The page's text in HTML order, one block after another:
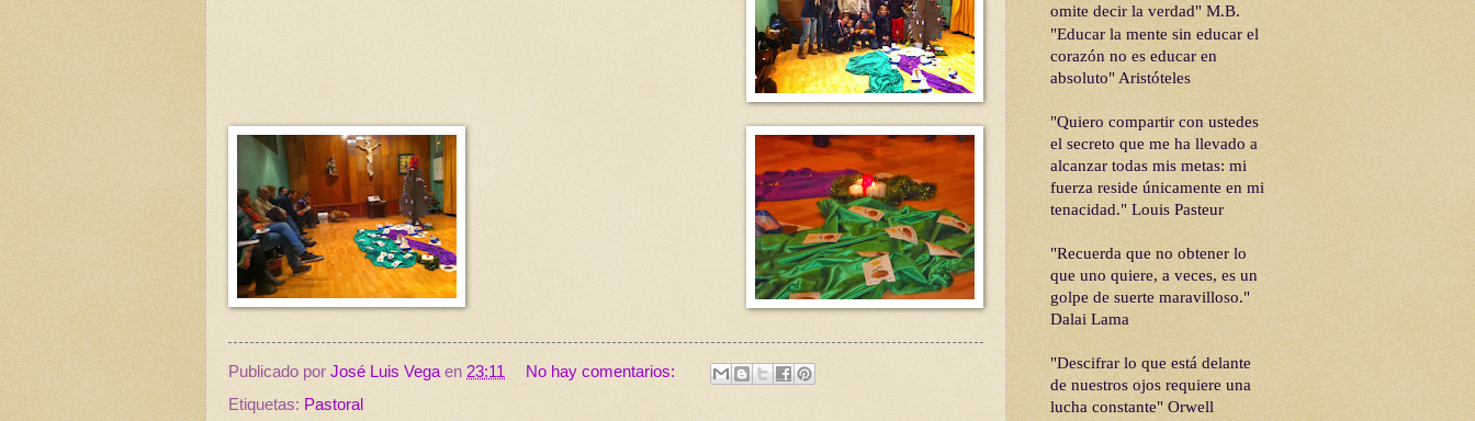
Publicado por José Luis Vega en 23:11
No hay comentarios:
Etiquetas: Pastoral
omite decir la verdad" M.B.
"Educar la mente sin educar el
corazón no es educar en
absoluto" Aristóteles
"Quiero compartir con ustedes
el secreto que me ha llevado a
alcanzar todas mis metas: mi
fuerza reside únicamente en mi
tenacidad." Louis Pasteur
"Recuerda que no obtener lo
que uno quiere, a veces, es un
golpe de suerte maravilloso."
Dalai Lama
"Descifrar lo que está delante
de nuestros ojos requiere una
lucha constante" Orwell